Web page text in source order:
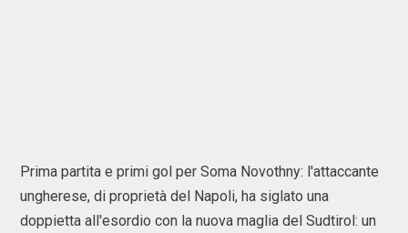
Prima partita e primi gol per Soma Novothny: l'attaccante
ungherese, di proprietà del Napoli, ha siglato una
doppietta all'esordio con la nuova maglia del Sudtirol: un